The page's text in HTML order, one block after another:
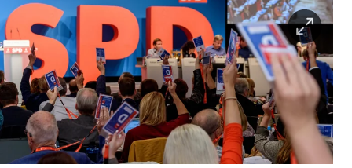
berlin
nord
wahrheit
verlag
verlag